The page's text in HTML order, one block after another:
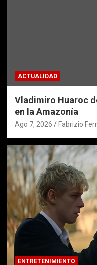
ACTUALIDAD
Vladimiro Huaroc
en la Amazonía
Ago 7, 2026 Fabrizio
ENTRETENIMIENTO